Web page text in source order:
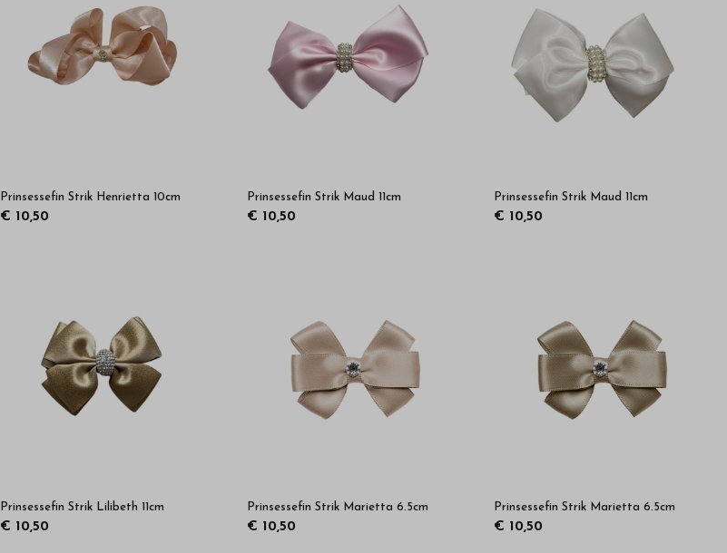
Prinsessefin Strik Henrietta 10cm
€ 10,50
Prinsessefin Strik Maud 11cm
€ 10,50
Prinsessefin Strik Maud 11cm
€ 10,50
Prinsessefin Strik Lilibeth 11cm
€ 10,50
Prinsessefin Strik Marietta 6.5cm
€ 10,50
Prinsessefin Strik Marietta 6.5cm
€ 10,50